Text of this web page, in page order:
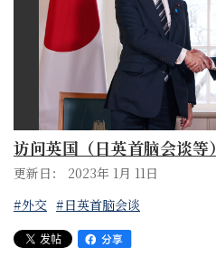
访问英国（日英首脑会谈等）
更新日： 2023年 1月 11日
#外交 #日英首脑会谈